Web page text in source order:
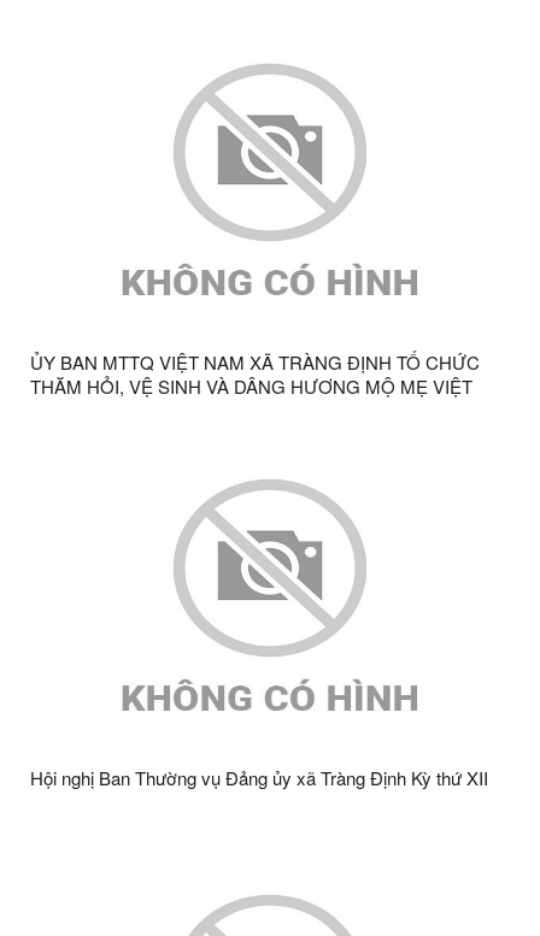
ỦY BAN MTTQ VIỆT NAM XÃ TRÀNG ĐỊNH TỔ CHỨC
THĂM HỎI, VỆ SINH VÀ DÂNG HƯƠNG MỘ MẸ VIỆT
Hội nghị Ban Thường vụ Đảng ủy xã Tràng Định Kỳ thứ XII